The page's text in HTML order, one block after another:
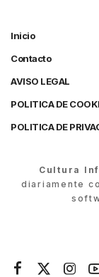
Inicio
Contacto
AVISO LEGAL
POLITICA DE
POLITICA DE
Cultura
diariamente